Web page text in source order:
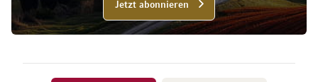
Jetzt abonnieren